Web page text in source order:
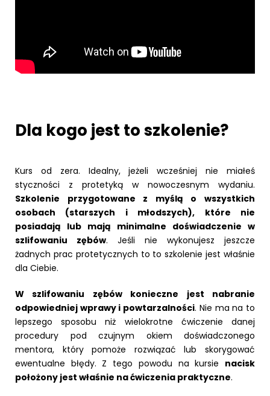
Dla kogo jest to szkolenie?
Kurs od zera. Idealny, jeżeli wcześniej nie miałeś
styczności z protetyką w nowoczesnym wydaniu.
Szkolenie przygotowane z myślą o wszystkich
osobach (starszych i młodszych), które nie
posiadają lub mają minimalne doświadczenie w
szlifowaniu zębów. Jeśli nie wykonujesz jeszcze
żadnych prac protetycznych to to szkolenie jest właśnie
dla Ciebie.
W szlifowaniu zębów konieczne jest nabranie
odpowiedniej wprawy i powtarzalności. Nie ma na to
lepszego sposobu niż wielokrotne ćwiczenie danej
procedury pod czujnym okiem doświadczonego
mentora, który pomoże rozwiązać lub skorygować
ewentualne błędy. Z tego powodu na kursie nacisk
położony jest właśnie na ćwiczenia praktyczne.